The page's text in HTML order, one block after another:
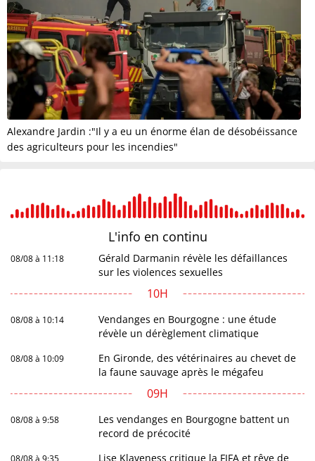
Alexandre Jardin :"Il y a eu un énorme élan de désobéissance
des agriculteurs pour les incendies"
L'info en continu
08/08 à 11:18
Gérald Darmanin révèle les défaillances
sur les violences sexuelles
10H
08/08 à 10:14
Vendanges en Bourgogne : une étude
révèle un dérèglement climatique
08/08 à 10:09
En Gironde, des vétérinaires au chevet de
la faune sauvage après le mégafeu
09H
08/08 à 9:58
Les vendanges en Bourgogne battent un
record de précocité
08/08 à 9:35
Lise Klaveness critique la FIFA et rêve de